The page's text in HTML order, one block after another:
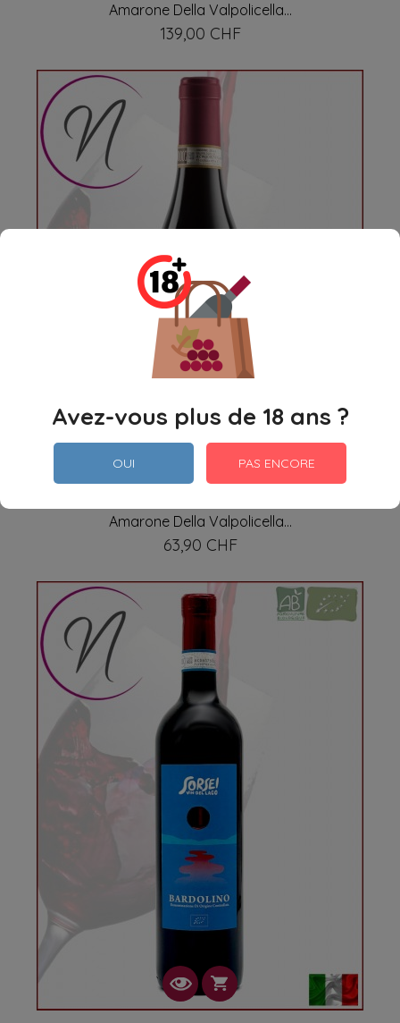
Avez-vous plus de 18 ans ?
OUI PAS ENCORE
Amarone Della Valpolicella...
Prix
139,00 CHF
Amarone Della Valpolicella...
Prix
63,90 CHF